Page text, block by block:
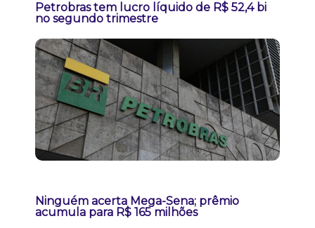
Petrobras tem lucro líquido de R$ 52,4 bi
no segundo trimestre
Ninguém acerta Mega-Sena; prêmio
acumula para R$ 165 milhões